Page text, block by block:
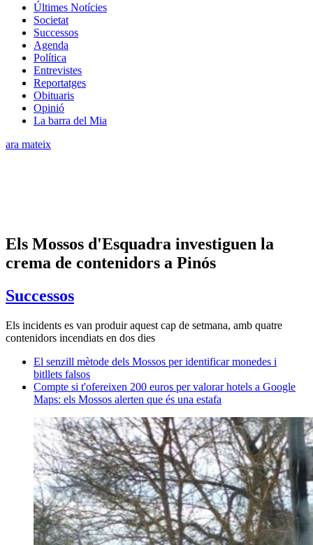
Últimes Notícies
Societat
Successos
Agenda
Política
Entrevistes
Reportatges
Obituaris
Opinió
La barra del Mia
ara mateix
Els Mossos d'Esquadra investiguen la
crema de contenidors a Pinós
Successos
Els incidents es van produir aquest cap de setmana, amb quatre
contenidors incendiats en dos dies
El senzill mètode dels Mossos per identificar monedes i
bitllets falsos
Compte si t'ofereixen 200 euros per valorar hotels a Google
Maps: els Mossos alerten que és una estafa